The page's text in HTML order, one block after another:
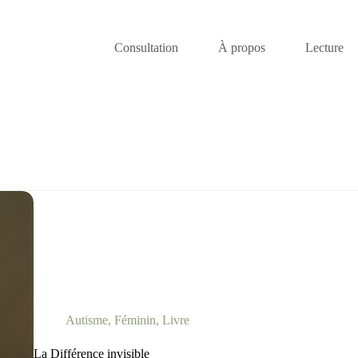
Consultation À propos Lecture
Autisme,Féminin,Livre
La Différence invisible